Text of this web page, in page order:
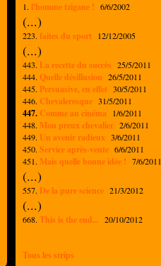
1. l'homme tzigane ! 6/6/2002
(...)
223. faites du sport 12/12/2005
(...)
443. La recette du succès 25/5/2011
444. Quelle désillusion 26/5/2011
445. Persuasive, en effet 30/5/2011
446. Chevaleresque 31/5/2011
447. Comme au cinéma
1/6/2011
448. Mon preux chevalier 2/6/2011
449. Un avenir radieux 3/6/2011
450. Service après-vente 6/6/2011
451. Mais quelle bonne idée ! 7/6/2011
(...)
557. De la pure science 21/3/2012
(...)
668. This is the end... 20/10/2012
Tous les strips